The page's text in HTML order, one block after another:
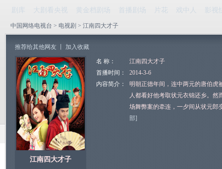
剧库 大剧看央视 黄金档剧场 首播剧场 片花 戏中人 影视
中国网络电视台 > 电视剧 > 江南四大才子
推荐给其他网友 加入收藏
江南四大才子
名 称：
江南四大才子
首播时间：
2014-3-6
内容简介：
明朝正德年间，连中两元的唐伯虎
人都看好他考取状元衣锦还乡。然
场舞弊案的牵连，一夕间从状元郎
部]